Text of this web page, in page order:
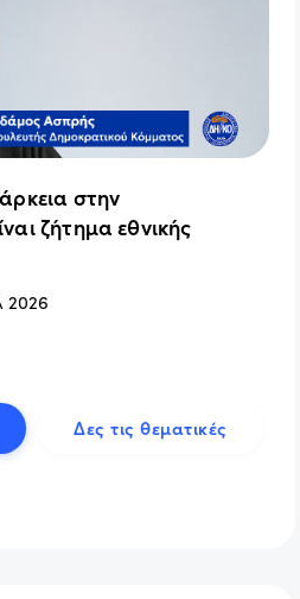
στην
ζήτημα εθνικής
2026
Δες τις θεματικές